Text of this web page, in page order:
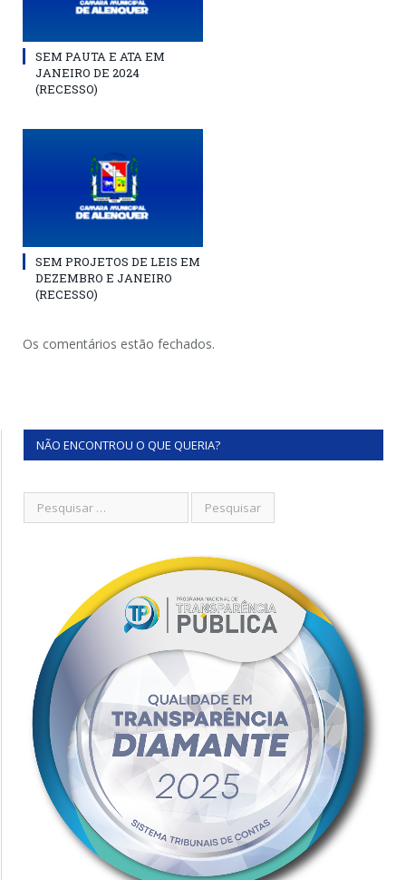
SEM PAUTA E ATA EM
JANEIRO DE 2024
(RECESSO)
SEM PROJETOS DE LEIS EM
DEZEMBRO E JANEIRO
(RECESSO)
Os comentários estão fechados.
NÃO ENCONTROU O QUE QUERIA?